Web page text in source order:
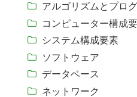
アルゴリズムとプロ
コンピューター構成
システム構成要素
ソフトウェア
データベース
ネットワーク